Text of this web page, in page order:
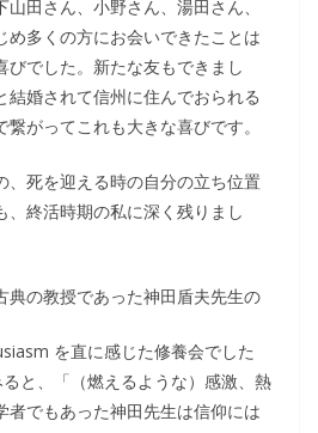
田さん、小野さん、湯田さん、
め多くの方にお会いできたことは
びでした。新たな友もできまし
結婚されて信州に住んでおられる
がってこれも大きな喜びです。
、死を迎える時の自分の立ち位置
、終活時期の私に深く残りまし
典の教授であった神田盾夫先生の
を直に感じた修養会でした
と、「（燃えるような）感激、熱
者でもあった神田先生は信仰には